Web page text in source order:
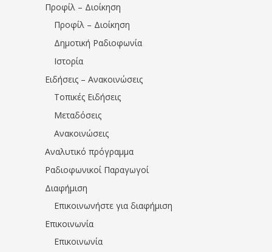
Προφίλ – Διοίκηση
Προφίλ – Διοίκηση
Δημοτική Ραδιοφωνία
Ιστορία
Ειδήσεις – Ανακοινώσεις
Τοπικές Ειδήσεις
Μεταδόσεις
Ανακοινώσεις
Αναλυτικό πρόγραμμα
Ραδιοφωνικοί Παραγωγοί
Διαφήμιση
Επικοινωνήστε για διαφήμιση
Επικοινωνία
Επικοινωνία